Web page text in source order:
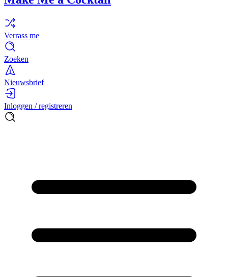
Verrass me
Zoeken
Nieuwsbrief
Inloggen / registreren